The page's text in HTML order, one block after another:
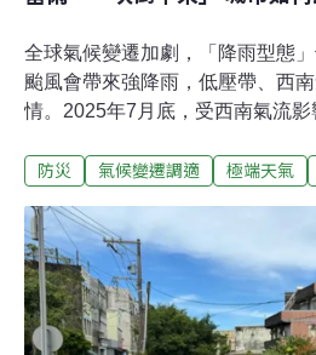
全球氣候變遷加劇，「降雨型態
颱風會帶來強降雨，低壓帶、西
情。2025年7月底，受西南氣流
錄，高雄桃源、嘉南山區甚至發
直逼2009年的莫拉克颱風。當降
時可能發生的風險，城市的預警
節都需要透過更新的科技工具，
問國家災害防救科技中心氣象組
救科技中心坡地與洪旱組張志新
防災 氣候變遷調適 極端天氣